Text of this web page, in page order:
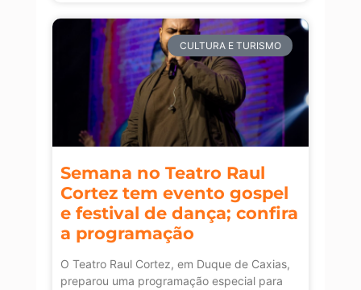
CULTURA E TURISMO
Semana no Teatro Raul
Cortez tem evento gospel
e festival de dança; confira
a programação
O Teatro Raul Cortez, em Duque de Caxias,
preparou uma programação especial para